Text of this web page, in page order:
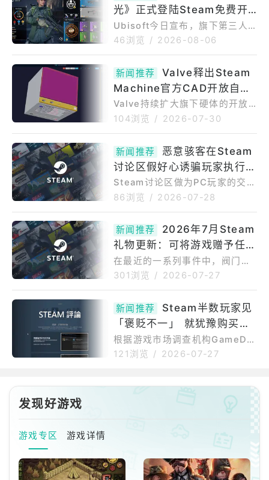
光》正式登陆Steam免费开
打！支援跨平台连线与进度
Ubisoft今日宣布，旗下第三人
称角色扮演射击游戏《全境封
于今年3月底率先登上手机游戏
平台，强调针对手机游戏环境进
行最佳化的操作系统，后来研发
团队于4月底透过UbisoftConn
ect应用程式推出PC版抢先体
台，希望结合行动装置与PC间的
跨平台游玩与跨平台进度，以扩
大市场。Ubisoft指出，《全境
46浏览 / 2026-08-06
新闻推荐
Valve释出Steam
Machine官方CAD开放自制
外壳配件 年底前候补有望拿
购买资格
Valve持续扩大旗下硬体的开放
性，SteamHardware官方部落
档，让玩家与改装爱好者能依照
精确尺寸设计制作各式客制化配
件，包括前面板、替换外壳、支
架、底座等3D列印配件。目前各
大通路仍持续缺货，Valve更新S
认AMD最新FSR4.1技术已透过P
rotonExperimental上线，并
104浏览 / 2026-07-30
新闻推荐
恶意骇客在Steam
讨论区假好心诱骗玩家执行修
复指令以「ClickFix」手法暗
装木马程式挖矿
Steam讨论区做为PC玩家的交流
平台，近期被揭露出现一波利用
家在论坛上回复求助贴文，实则
诱导受害者在电脑上执行恶意Po
werShell指令，暗中植入挖矿木
马程式。资安媒体bleepingcom
puter是透过读者回报得知此波
机帐号，锁定玩家在论坛上发布
的游戏当机、道具遗失等技术问
题求助贴文进行回复，佯装提
86浏览 / 2026-07-28
新闻推荐
2026年7月Steam
礼物更新：可将游戏赠予任何
人
在最近的一系列事件中，阀门刚
刚发布了2026年Steam最大的
大的变化。Valve刚刚调整了Ste
am礼物赠送功能的走向，让每个
人都能更轻松地为亲友赠送游
戏。全新的Steam礼物赠送政策
变更（2026年7月）允许用户通
外，Valve还简化了流程，支持
跨区域赠送和共享愿望单，以便
长期筛选选择。就此而言，我们
301浏览 / 2026-07-27
新闻推荐
Steam半数玩家见
「褒贬不一」 就犹豫购买市
调机构揭用户评论对销量影响
力
根据游戏市场调查机构GameDis
coverCo于7月24日公开的调查
低时，购买意愿会明显下降。显
示除了游戏本身的品质之外，St
eam商店页面上显示的「评分状
量的关键因素之一。Steam平台
允许玩家在购买游戏后撰写评
论。累积达10则以上评价时，根
121浏览 / 2026-07-27
发现好游戏
游戏专区 游戏详情